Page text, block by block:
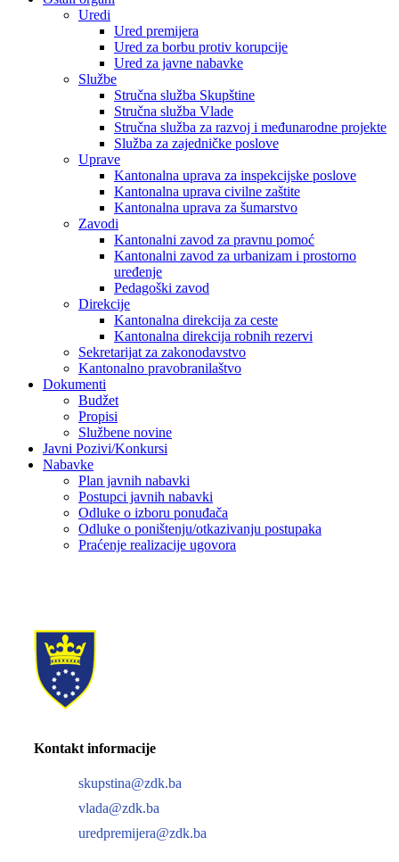
Uredi
Ured premijera
Ured za borbu protiv korupcije
Ured za javne nabavke
Službe
Stručna služba Skupštine
Stručna služba Vlade
Stručna služba za razvoj i međunarodne projekte
Služba za zajedničke poslove
Uprave
Kantonalna uprava za inspekcijske poslove
Kantonalna uprava civilne zaštite
Kantonalna uprava za šumarstvo
Zavodi
Kantonalni zavod za pravnu pomoć
Kantonalni zavod za urbanizam i prostorno
uređenje
Pedagoški zavod
Direkcije
Kantonalna direkcija za ceste
Kantonalna direkcija robnih rezervi
Sekretarijat za zakonodavstvo
Kantonalno pravobranilaštvo
Dokumenti
Budžet
Propisi
Službene novine
Javni Pozivi/Konkursi
Nabavke
Plan javnih nabavki
Postupci javnih nabavki
Odluke o izboru ponuđača
Odluke o poništenju/otkazivanju postupaka
Praćenje realizacije ugovora
Kontakt informacije
skupstina@zdk.ba
vlada@zdk.ba
uredpremijera@zdk.ba